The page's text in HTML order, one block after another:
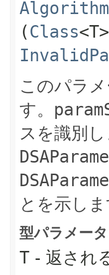
(Class
このパラ
す。
スを識別し
とを示しま
型パラメー
T - 返され